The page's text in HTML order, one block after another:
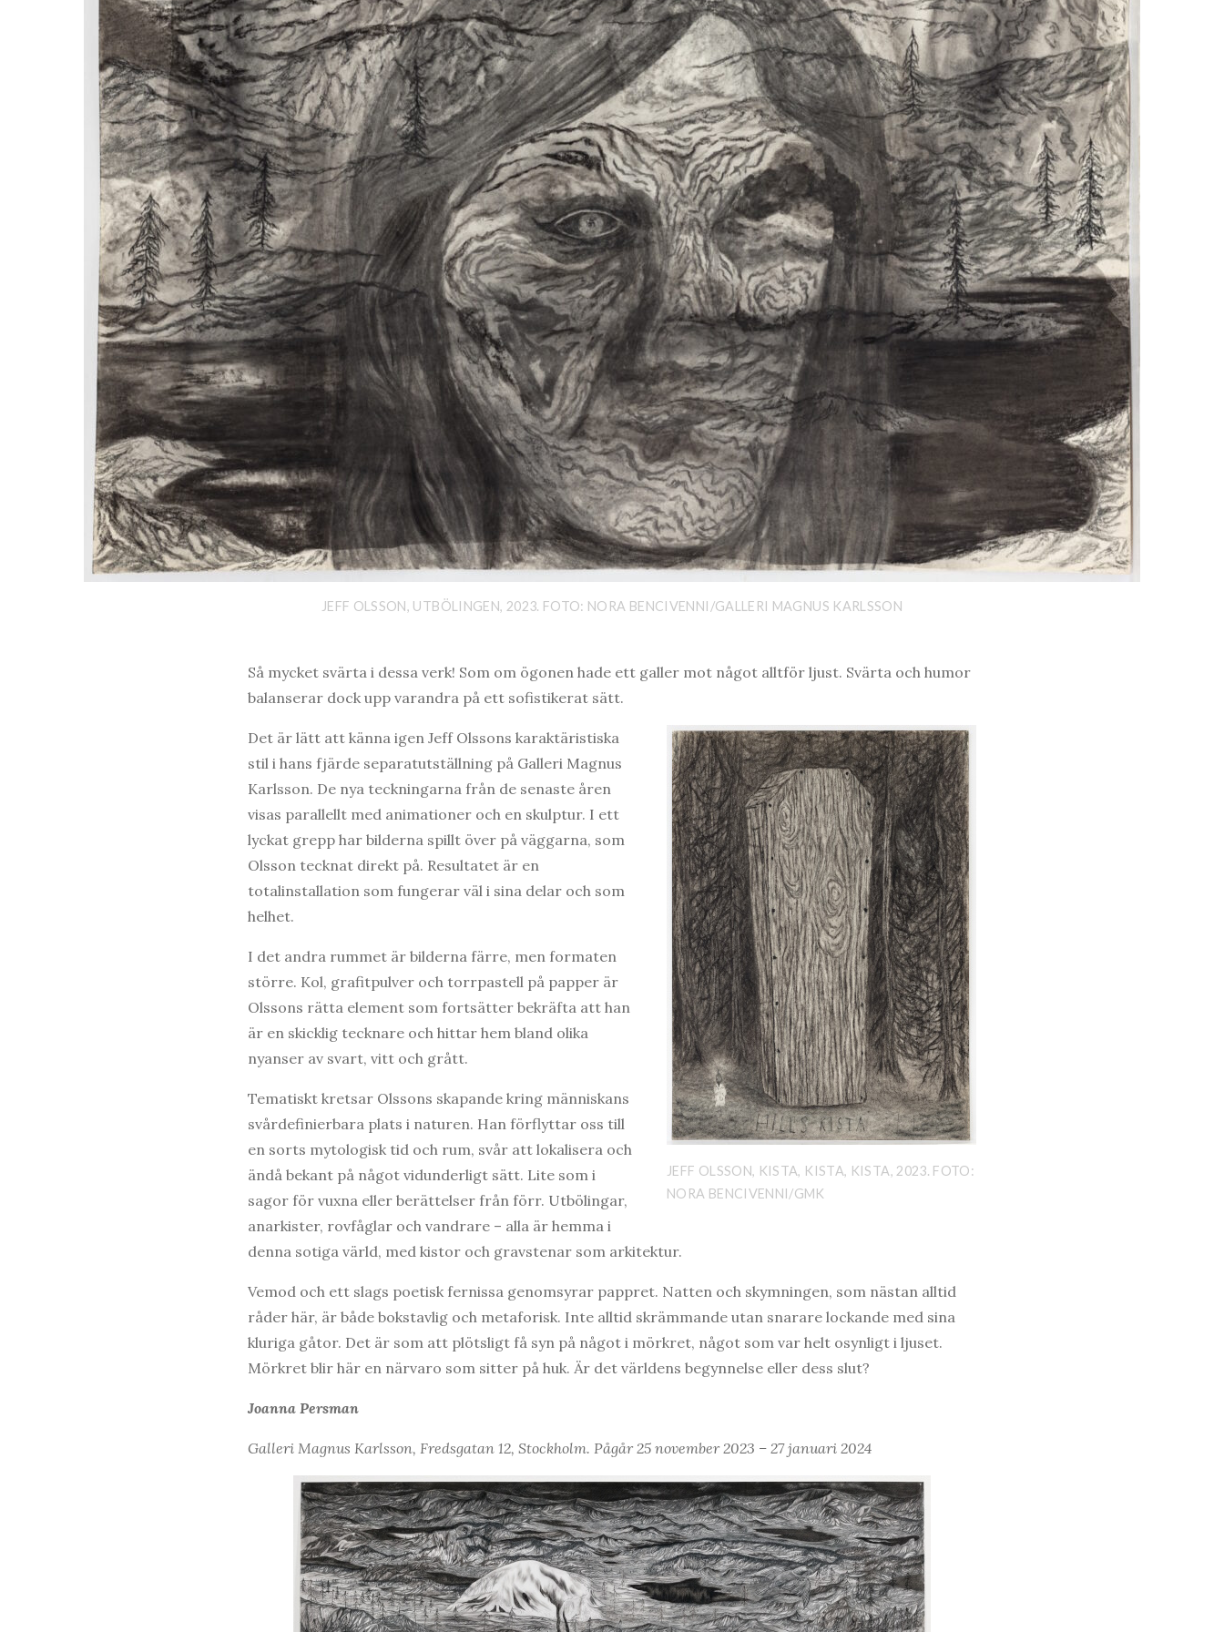
JEFF OLSSON, UTBÖLINGEN, 2023. FOTO: NORA BENCIVENNI/GALLERI MAGNUS KARLSSON
Så mycket svärta i dessa verk! Som om ögonen hade ett galler mot något alltför ljust. Svärta och humor
balanserar dock upp varandra på ett sofistikerat sätt.
JEFF OLSSON, KISTA, KISTA, KISTA, 2023. FOTO:
NORA BENCIVENNI/GMK
Det är lätt att känna igen Jeff Olssons karaktäristiska
stil i hans fjärde separatutställning på Galleri Magnus
Karlsson. De nya teckningarna från de senaste åren
visas parallellt med animationer och en skulptur. I ett
lyckat grepp har bilderna spillt över på väggarna, som
Olsson tecknat direkt på. Resultatet är en
totalinstallation som fungerar väl i sina delar och som
helhet.
I det andra rummet är bilderna färre, men formaten
större. Kol, grafitpulver och torrpastell på papper är
Olssons rätta element som fortsätter bekräfta att han
är en skicklig tecknare och hittar hem bland olika
nyanser av svart, vitt och grått.
Tematiskt kretsar Olssons skapande kring människans
svårdefinierbara plats i naturen. Han förflyttar oss till
en sorts mytologisk tid och rum, svår att lokalisera och
ändå bekant på något vidunderligt sätt. Lite som i
sagor för vuxna eller berättelser från förr. Utbölingar,
anarkister, rovfåglar och vandrare – alla är hemma i
denna sotiga värld, med kistor och gravstenar som arkitektur.
Vemod och ett slags poetisk fernissa genomsyrar pappret. Natten och skymningen, som nästan alltid
råder här, är både bokstavlig och metaforisk. Inte alltid skrämmande utan snarare lockande med sina
kluriga gåtor. Det är som att plötsligt få syn på något i mörkret, något som var helt osynligt i ljuset.
Mörkret blir här en närvaro som sitter på huk. Är det världens begynnelse eller dess slut?
Joanna Persman
Galleri Magnus Karlsson, Fredsgatan 12, Stockholm. Pågår 25 november 2023 – 27 januari 2024